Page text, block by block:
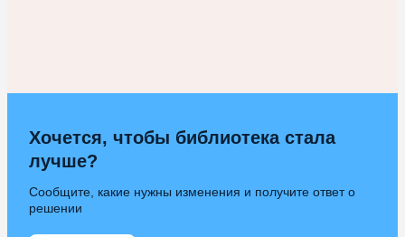
Хочется, чтобы библиотека стала
лучше?
Сообщите, какие нужны изменения и получите ответ о
решении